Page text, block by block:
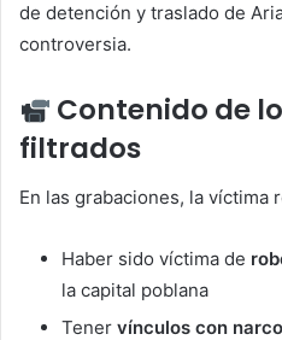
de detención y traslado de
controversia.
Contenido de
filtrados
En las grabaciones, la víctima
Haber sido víctima de
la capital poblana
Tener vínculos con